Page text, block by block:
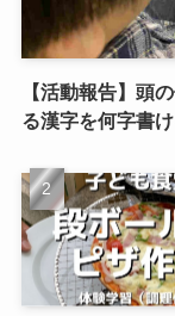
【活動報告】頭
る漢字を何字書